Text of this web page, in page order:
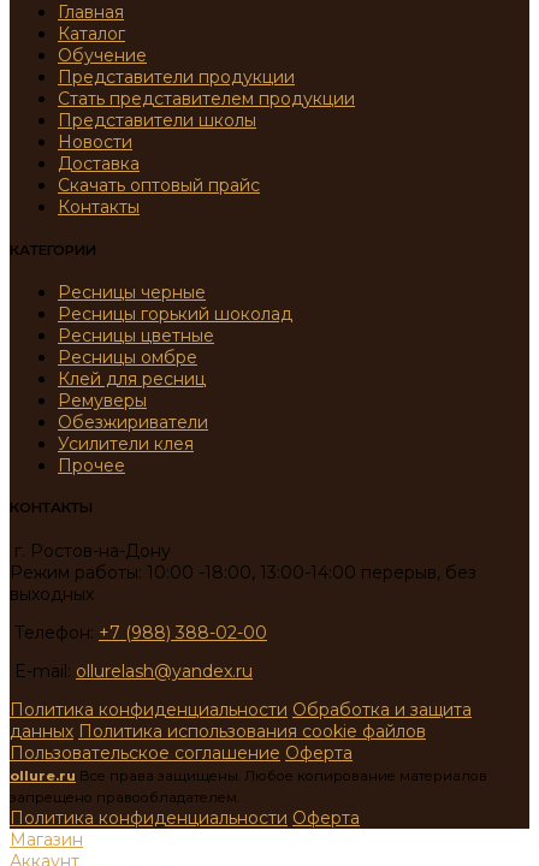
Главная
Каталог
Обучение
Представители продукции
Стать представителем продукции
Представители школы
Новости
Доставка
Скачать оптовый прайс
Контакты
КАТЕГОРИИ
Ресницы черные
Ресницы горький шоколад
Ресницы цветные
Ресницы омбре
Клей для ресниц
Ремуверы
Обезжириватели
Усилители клея
Прочее
КОНТАКТЫ
г. Ростов-на-Дону
Режим работы: 10:00 -18:00, 13:00-14:00 перерыв, без
выходных
Телефон: +7 (988) 388-02-00
E-mail: ollurelash@yandex.ru
Политика конфиденциальности Обработка и защита
данных Политика использования cookie файлов
Пользовательское соглашение Оферта
ollure.ru Все права защищены. Любое копирование материалов
запрещено правообладателем.
Политика конфиденциальности Оферта
Магазин
Аккаунт